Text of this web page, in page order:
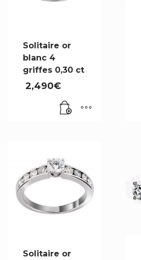
Solitaire or
blanc 4
griffes 0,30 ct
2,490€
Solitaire or